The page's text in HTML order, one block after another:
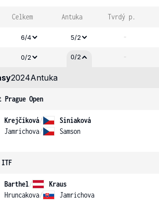
Celkem Antuka Tvrdý p.
6/4 5/2 -
0/2 0/2 -
2024Antuka
Open
Krejčíková/
Siniaková
Jamrichova/ Samson
Barthel/
Kraus
Hruncakova/ Jamrichova